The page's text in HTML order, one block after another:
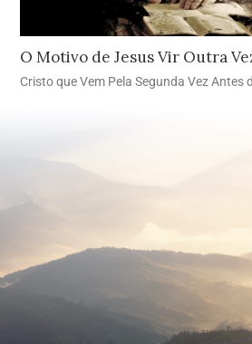
O Motivo de Jesus Vir Outra
Cristo que Vem Pela Segunda Vez Antes